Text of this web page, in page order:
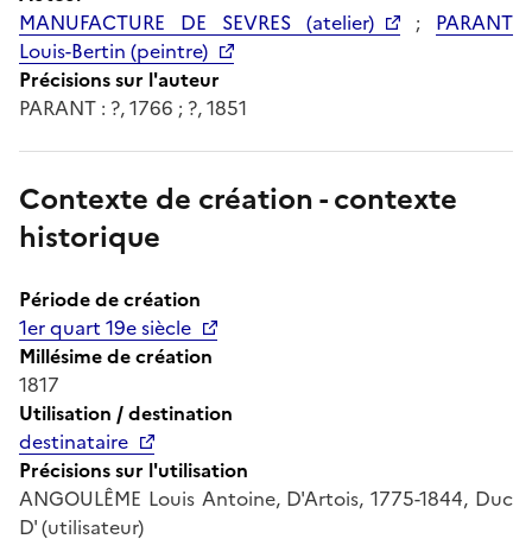
MANUFACTURE DE SEVRES (atelier)
; PARANT
Louis-Bertin (peintre)
Précisions sur l'auteur
PARANT : ?, 1766 ; ?, 1851
Contexte de création - contexte
historique
Période de création
1er quart 19e siècle
Millésime de création
1817
Utilisation / destination
destinataire
Précisions sur l'utilisation
ANGOULÊME Louis Antoine, D'Artois, 1775-1844, Duc
D' (utilisateur)